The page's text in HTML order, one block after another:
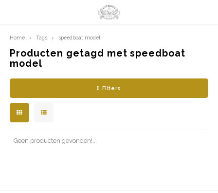
Hoofdmenu / limited prints
LIMITED PRINTS
AMSTERDAM
CLASSIC LADIES
Hoofdmenu
Taal
English
Home Tags speedboat model
Producten getagd met speedboat
model
Filters
Geen producten gevonden!...